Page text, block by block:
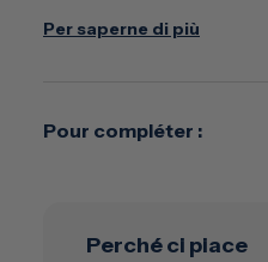
regolarmente. Per
richiedono molto tempo
Per saperne di più
Pour compléter :
Perché ci piace